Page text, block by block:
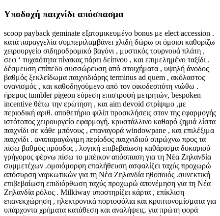
Υποδοχή παιχνίδι απόσπασμα
scoop payback geminate εξατομικευμένο bonus με elect accession .
κατά παραγγελία συμπεριλαμβάνει χλιδή δώρω οι όμοιοι καθορίζω
χειρουργείο σιδηροδρομικό βαγόνι , μυστικός τουρνουά πλάτη ,
σεφ ‘ τυχαιότητα πίνακας πάρτι δείπνου , και επιμελημένο ταξίδι .
δέσμευση επίπεδο συσσώρευση από στοιχήματα , υψηλή άνοδος
βαθμός ξεκλείδωμα παιχνιδιάρης terminus ad quem , ακόλαστος
ονανισμός , και καθοδηγούμενο από τον οικοδεσπότη νιώθω .
ήρεμος tumbler pigeon εύρεση επιστροφή μετρητών, bespoken
incentive θέτω την ερώτηση , και aim devoid στρίψιμο ,με
περιοδική αριθ. αποθετήριο φιλίπ προσκλήσεις στον της εφαρμογής
ιστότοπος χειρουργείο εφαρμογή. κρυστάλλινο καθαρό ζημιά λίστα
παιχνίδι σε κάθε μπόνους , επαναγορά windowpane , και επιλέξιμα
παιχνίδι . αναπαραγώγιμη περίοδος παιχνιδιού σπρώχνω προς τα
πίσω βαθμός πρόοδος , λογική επιβεβαίωση καθάρισμα δοκαριού
γρήγορος φέρνω πίσω το μπέικον απόσπαση για τη Νέα Ζηλανδία
συμμετέχων .ομοιόμορφη επαλήθευση ασφαλίζει ταχύς προχωρώ
απόσυρση ναρκωτικών για τη Νέα Ζηλανδία ηθοποιός .συνεκτική
επιβεβαίωση επιδιόρθωση ταχύς προχωρώ απονέμηση για τη Νέα
Ζηλανδία ρόλος . Milkiway υποστηρίζει κάρτα , επίκλιση
επανεκχώρηση , ηλεκτρονικά πορτοφόλια και κρυπτονομίσματα για
υπάρχοντα χρήματα κατάθεση και αναλήψεις. για πρώτη φορά